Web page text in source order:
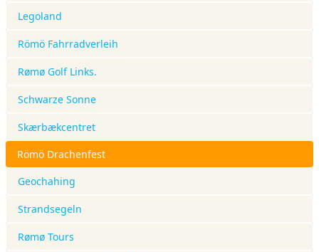
Legoland
Römö Fahrradverleih
Rømø Golf Links.
Schwarze Sonne
Skærbækcentret
Römö Drachenfest
Geochahing
Strandsegeln
Rømø Tours